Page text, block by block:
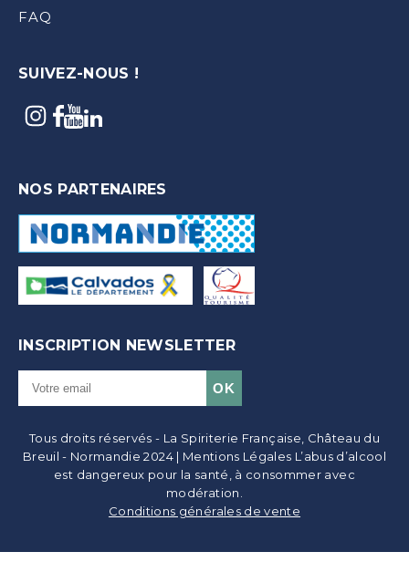
FAQ
SUIVEZ-NOUS !
NOS PARTENAIRES
INSCRIPTION NEWSLETTER
Tous droits réservés - La Spiriterie Française, Château du
Breuil - Normandie 2024 | Mentions Légales L’abus d’alcool
est dangereux pour la santé, à consommer avec
modération.
Conditions générales de vente